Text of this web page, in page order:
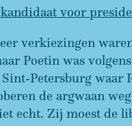
voor
verkiezingen
Poetin was
Petersburg waar
de argwaan
echt. Zij moest de